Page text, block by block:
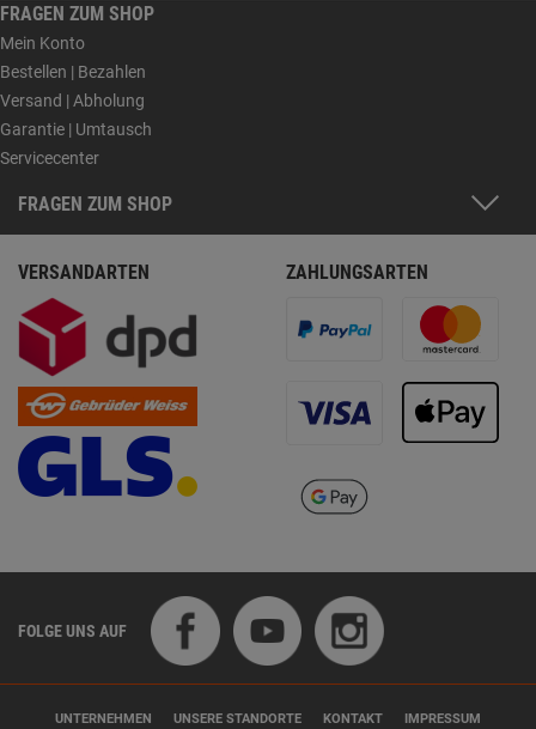
FRAGEN ZUM SHOP
Mein Konto
Bestellen | Bezahlen
Versand | Abholung
Garantie | Umtausch
Servicecenter
FRAGEN ZUM SHOP
VERSANDARTEN ZAHLUNGSARTEN
FOLGE UNS AUF
UNTERNEHMEN UNSERE STANDORTE KONTAKT IMPRESSUM